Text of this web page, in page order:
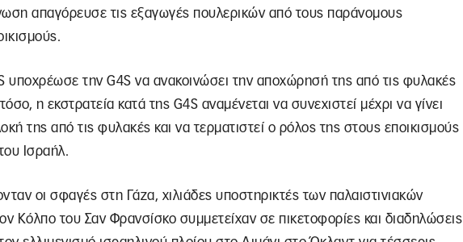
απαγόρευσε τις εξαγωγές πουλερικών από τους παράνομους
υποχρέωσε την G4S να ανακοινώσει την αποχώρησή της από τις φυλακές
η εκστρατεία κατά της G4S αναμένεται να συνεχιστεί μέχρι να γίνει
της από τις φυλακές και να τερματιστεί ο ρόλος της στους εποικισμούς
Ισραήλ.
οι σφαγές στη Γάζα, χιλιάδες υποστηρικτές των παλαιστινιακών
Κόλπο του Σαν Φρανσίσκο συμμετείχαν σε πικετοφορίες και διαδηλώσεις